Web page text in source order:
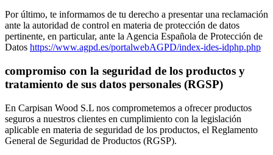
Por último, te informamos de tu derecho a presentar una reclamación
ante la autoridad de control en materia de protección de datos
pertinente, en particular, ante la Agencia Española de Protección de
Datos https://www.agpd.es/portalwebAGPD/index-ides-idphp.php
compromiso con la seguridad de los productos y
tratamiento de sus datos personales (RGSP)
En Carpisan Wood S.L nos comprometemos a ofrecer productos
seguros a nuestros clientes en cumplimiento con la legislación
aplicable en materia de seguridad de los productos, el Reglamento
General de Seguridad de Productos (RGSP).